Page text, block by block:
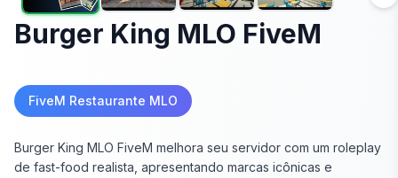
Burger King MLO FiveM
FiveM Restaurante MLO
Burger King MLO FiveM melhora seu servidor com um roleplay
de fast-food realista, apresentando marcas icônicas e